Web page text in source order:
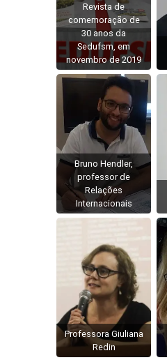
Revista de
comemoração de
30 anos da
Sedufsm, em
novembro de 2019
Bruno Hendler,
professor de
Relações
Internacionais
Professora Giuliana
Redin